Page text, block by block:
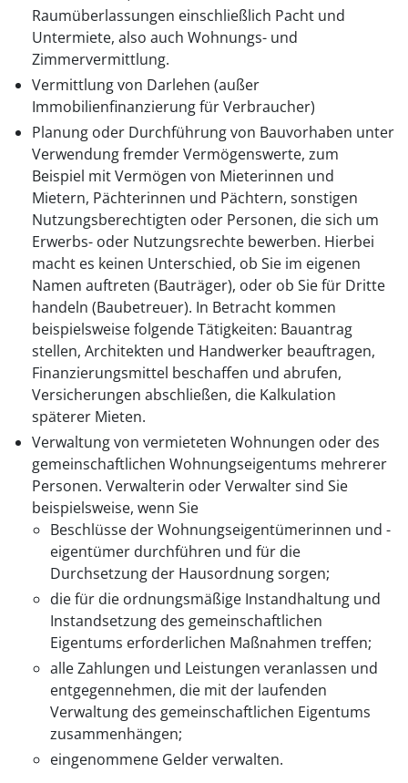
Raumüberlassungen einschließlich Pacht und
Untermiete, also auch Wohnungs- und
Zimmervermittlung.
Vermittlung von Darlehen (außer
Immobilienfinanzierung für Verbraucher)
Planung oder Durchführung von Bauvorhaben unter
Verwendung fremder Vermögenswerte, zum
Beispiel mit Vermögen von Mieterinnen und
Mietern, Pächterinnen und Pächtern, sonstigen
Nutzungsberechtigten oder Personen, die sich um
Erwerbs- oder Nutzungsrechte bewerben. Hierbei
macht es keinen Unterschied, ob Sie im eigenen
Namen auftreten (Bauträger), oder ob Sie für Dritte
handeln (Baubetreuer). In Betracht kommen
beispielsweise folgende Tätigkeiten: Bauantrag
stellen, Architekten und Handwerker beauftragen,
Finanzierungsmittel beschaffen und abrufen,
Versicherungen abschließen, die Kalkulation
späterer Mieten.
Verwaltung von vermieteten Wohnungen oder des
gemeinschaftlichen Wohnungseigentums mehrerer
Personen. Verwalterin oder Verwalter sind Sie
beispielsweise, wenn Sie
Beschlüsse der Wohnungseigentümerinnen und -
eigentümer durchführen und für die
Durchsetzung der Hausordnung sorgen;
die für die ordnungsmäßige Instandhaltung und
Instandsetzung des gemeinschaftlichen
Eigentums erforderlichen Maßnahmen treffen;
alle Zahlungen und Leistungen veranlassen und
entgegennehmen, die mit der laufenden
Verwaltung des gemeinschaftlichen Eigentums
zusammenhängen;
eingenommene Gelder verwalten.